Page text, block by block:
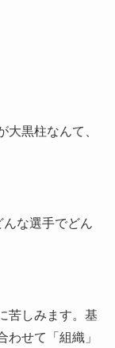
大黒柱なんて、
んな選手でどん
苦しみます。基
せて「組織」